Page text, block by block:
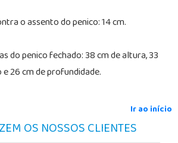
o assento do penico: 14 cm.
do penico fechado: 38 cm de altura, 33
26 cm de profundidade.
Ir ao início
OS NOSSOS CLIENTES